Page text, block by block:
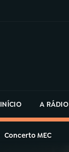
INÍCIO
A RÁDIO
Concerto MEC